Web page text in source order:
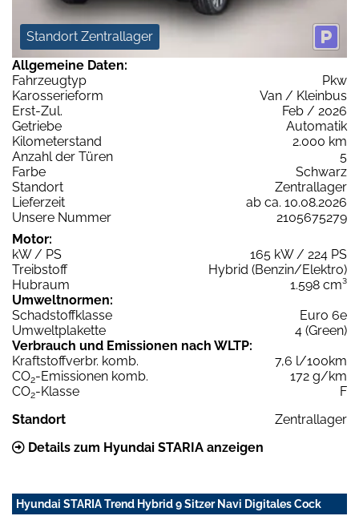
Standort Zentrallager
Allgemeine Daten:
Fahrzeugtyp
Pkw
Karosserieform
Van / Kleinbus
Erst-Zul.
Feb / 2026
Getriebe
Automatik
Kilometerstand
2.000 km
Anzahl der Türen
5
Farbe
Schwarz
Standort
Zentrallager
Lieferzeit
ab ca. 10.08.2026
Unsere Nummer
2105675279
Motor:
kW / PS
165 kW / 224 PS
Treibstoff
Hybrid (Benzin/Elektro)
Hubraum
1.598 cm³
Umweltnormen:
Schadstoffklasse
Euro 6e
Umweltplakette
4 (Green)
Verbrauch und Emissionen nach WLTP:
Kraftstoffverbr. komb.
7,6 l/100km
CO2-Emissionen komb.
172 g/km
CO2-Klasse
F
Standort
Zentrallager
Details zum Hyundai STARIA anzeigen
Hyundai STARIA Trend Hybrid 9 Sitzer Navi Digitales Cock